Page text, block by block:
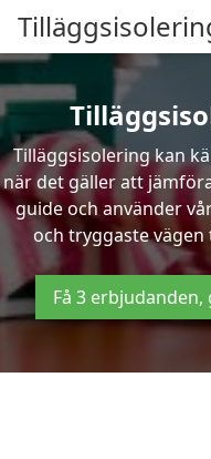
Tilläggsisolering kan
när det gäller att
guide och använder
och tryggaste
Få 3